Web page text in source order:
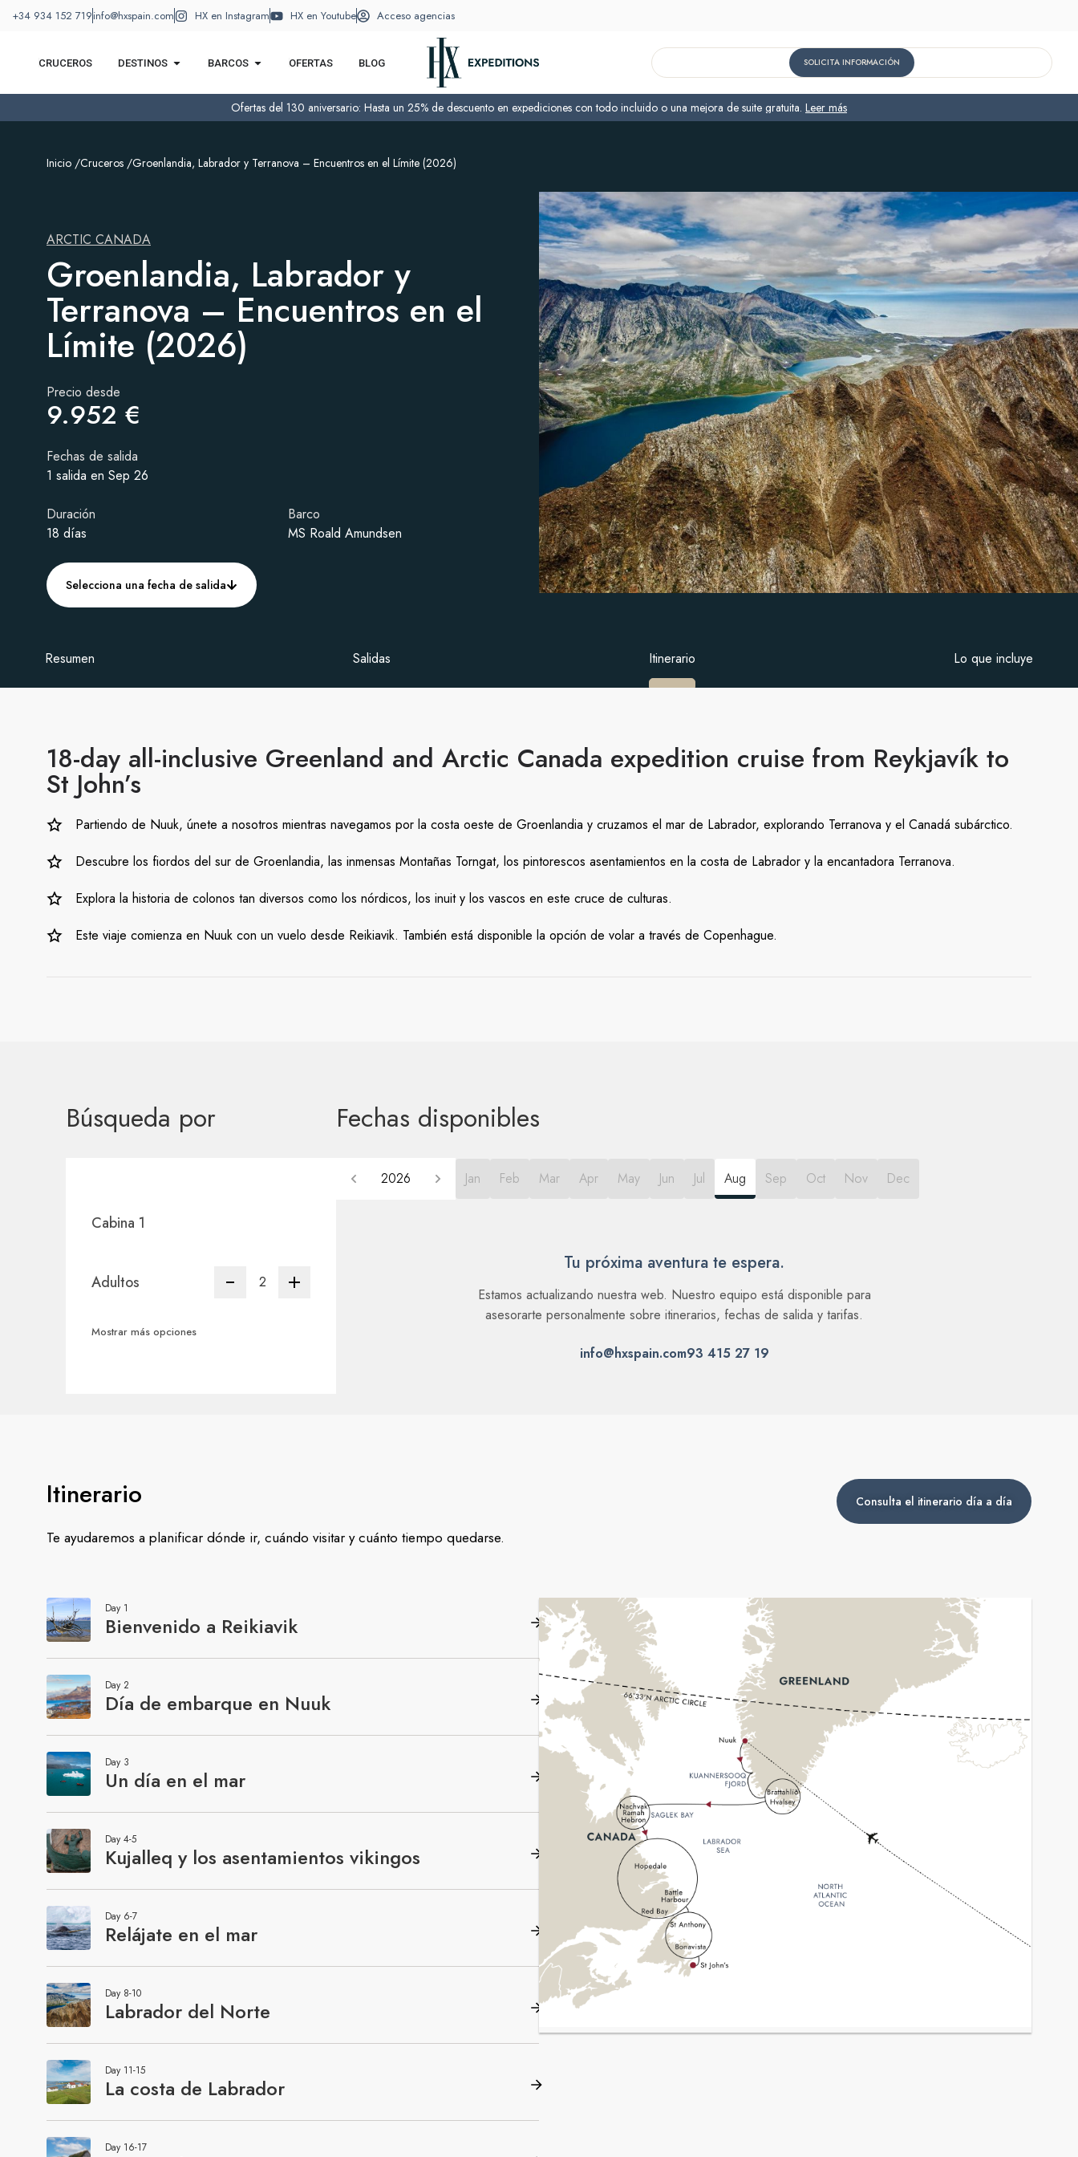
+34 934 152 719info@hxspain.com HX en Instagram HX en Youtube Acceso agencias
CRUCEROS DESTINOS BARCOS OFERTAS BLOG SOLICITA INFORMACIÓN
Ofertas del 130 aniversario: Hasta un 25% de descuento en expediciones con todo incluido o una mejora de suite gratuita. Leer más
Inicio /Cruceros /Groenlandia, Labrador y Terranova – Encuentros en el Límite (2026)
ARCTIC CANADA
Groenlandia, Labrador y
Terranova – Encuentros en el
Límite (2026)
Precio desde
9.952 €
Fechas de salida
1 salida en Sep 26
Duración
18 días
Barco
MS Roald Amundsen
Selecciona una fecha de salida
Resumen Salidas Itinerario Lo que incluye
18-day all-inclusive Greenland and Arctic Canada expedition cruise from Reykjavík to
St John’s
Partiendo de Nuuk, únete a nosotros mientras navegamos por la costa oeste de Groenlandia y cruzamos el mar de Labrador, explorando Terranova y el Canadá subárctico.
Descubre los fiordos del sur de Groenlandia, las inmensas Montañas Torngat, los pintorescos asentamientos en la costa de Labrador y la encantadora Terranova.
Explora la historia de colonos tan diversos como los nórdicos, los inuit y los vascos en este cruce de culturas.
Este viaje comienza en Nuuk con un vuelo desde Reikiavik. También está disponible la opción de volar a través de Copenhague.
Itinerario
Te ayudaremos a planificar dónde ir, cuándo visitar y cuánto tiempo quedarse.
Consulta el itinerario día a día